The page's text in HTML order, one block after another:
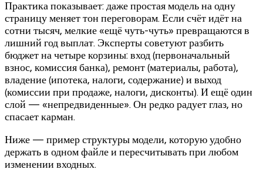
Практика показывает: даже простая модель на одну
страницу меняет тон переговорам. Если счёт идёт на
сотни тысяч, мелкие «ещё чуть-чуть» превращаются в
лишний год выплат. Эксперты советуют разбить
бюджет на четыре корзины: вход (первоначальный
взнос, комиссия банка), ремонт (материалы, работа),
владение (ипотека, налоги, содержание) и выход
(комиссии при продаже, налоги, дисконты). И ещё один
слой — «непредвиденные». Он редко радует глаз, но
спасает карман.
Ниже — пример структуры модели, которую удобно
держать в одном файле и пересчитывать при любом
изменении входных.